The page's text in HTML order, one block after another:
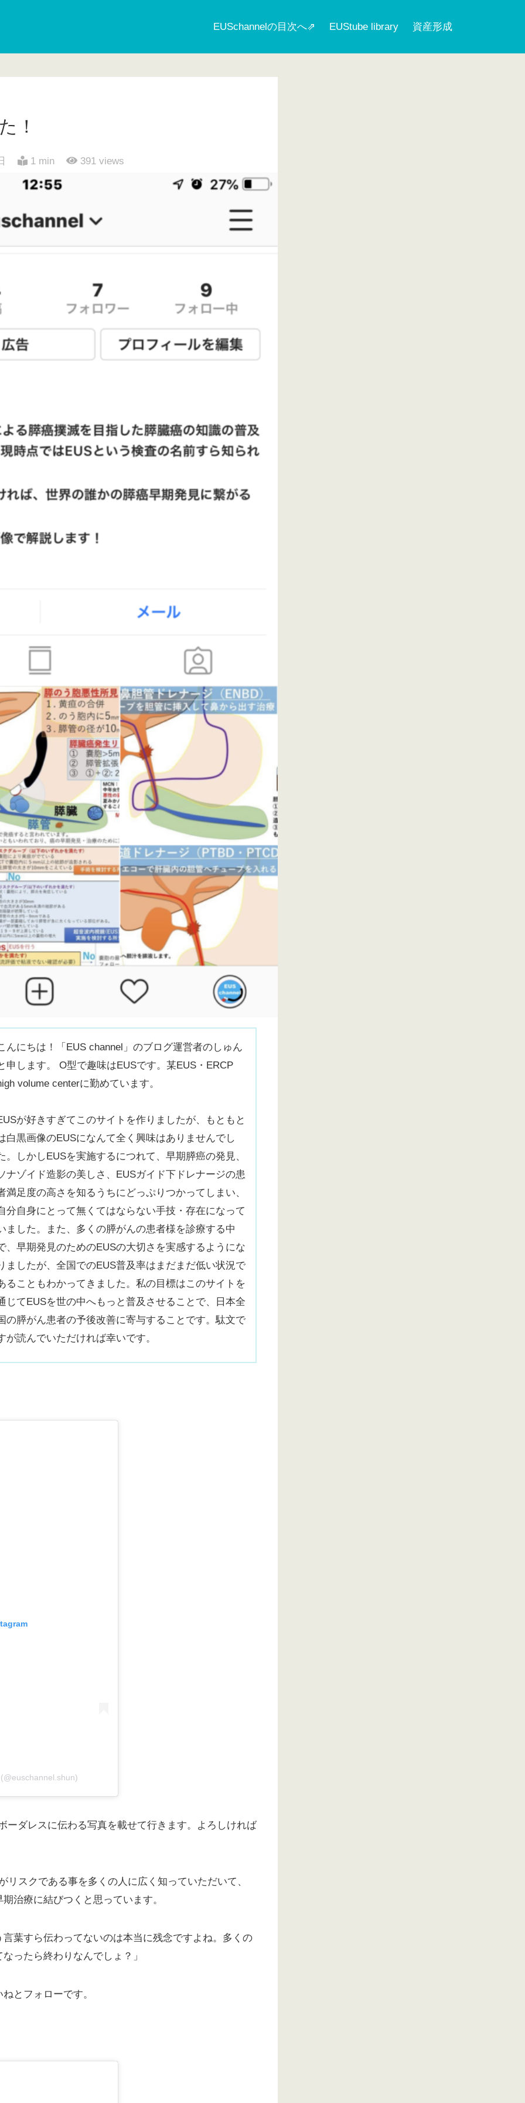
EUSchannelの目次へ⇗ EUStube library 資産形成
！
1 min 391 views
んにちは！「EUS channel」のブログ運営者のしゅん
申します。 O型で趣味はEUSです。某EUS・ERCP
volume centerに勤めています。
が好きすぎてこのサイトを作りましたが、もともと
白黒画像のEUSになんて全く興味はありませんでし
。しかしEUSを実施するにつれて、早期膵癌の発見、
ナゾイド造影の美しさ、EUSガイド下ドレナージの患
満足度の高さを知るうちにどっぷりつかってしまい、
分自身にとって無くてはならない手技・存在になって
ました。また、多くの膵がんの患者様を診療する中
、早期発見のためのEUSの大切さを実感するようにな
ましたが、全国でのEUS普及率はまだまだ低い状況で
ることもわかってきました。私の目標はこのサイトを
じてEUSを世の中へもっと普及させることで、日本全
の膵がん患者の予後改善に寄与することです。駄文で
が読んでいただければ幸いです。
ーダレスに伝わる写真を載せて行きます。よろしければ
リスクである事を多くの人に広く知っていただいて、
治療に結びつくと思っています。
葉すら伝わってないのは本当に残念ですよね。多くの
ったら終わりなんでしょ？」
とフォローです。